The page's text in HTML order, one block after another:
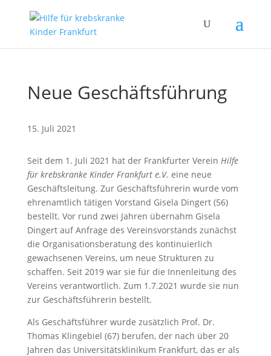
Neue Geschäftsführung
15. Juli 2021
Seit dem 1. Juli 2021 hat der Frankfurter Verein Hilfe
für krebskranke Kinder Frankfurt e.V. eine neue
Geschäftsleitung. Zur Geschäftsführerin wurde vom
ehrenamtlich tätigen Vorstand Gisela Dingert (56)
bestellt. Vor rund zwei Jahren übernahm Gisela
Dingert auf Anfrage des Vereinsvorstands zunächst
die Organisationsberatung des kontinuierlich
gewachsenen Vereins, um neue Strukturen zu
schaffen. Seit 2019 war sie für die Innenleitung des
Vereins verantwortlich. Zum 1.7.2021 wurde sie nun
zur Geschäftsführerin bestellt.
Als Geschäftsführer wurde zusätzlich Prof. Dr.
Thomas Klingebiel (67) berufen, der nach über 20
Jahren das Universitätsklinikum Frankfurt, das er als